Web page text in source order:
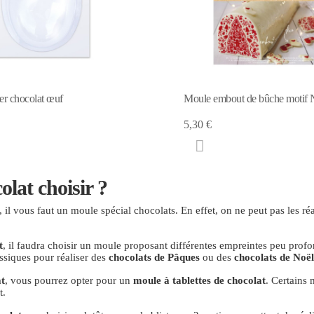
chocolat œuf Moule embout de bûche motif
5,30 €
choisir ?
il vous faut un moule spécial chocolats. En effet, on ne peut pas les
, il faudra choisir un moule proposant différentes empreintes peu
pour réaliser des chocolats de Pâques ou des chocolats de Noël
, vous pourrez opter pour un moule à tablettes de chocolat. Certains